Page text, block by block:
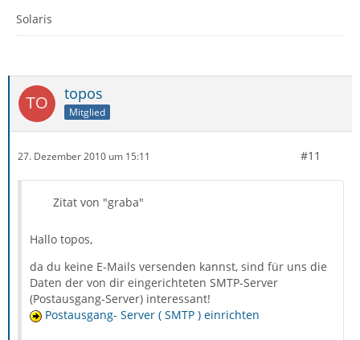
Solaris
topos
Mitglied
27. Dezember 2010 um 15:11 #11
Zitat von "graba"
Hallo topos,
da du keine E-Mails versenden kannst, sind für uns die
Daten der von dir eingerichteten SMTP-Server
(Postausgang-Server) interessant!
Postausgang- Server ( SMTP ) einrichten